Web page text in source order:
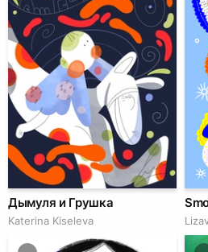
Дымуля и Грушка
Katerina Kiseleva